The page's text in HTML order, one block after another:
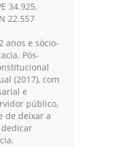
34.925,
22.557
anos e sócio-
Pós-
(2017), com
e
público,
de deixar a